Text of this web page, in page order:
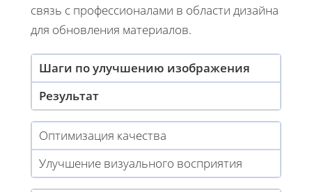
связь с профессионалами в области дизайна
для обновления материалов.
Шаги по улучшению изображения
Результат
Оптимизация качества
Улучшение визуального восприятия